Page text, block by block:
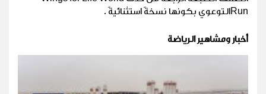
Runالتوعوي بكونها نسخةً استثنائيةً .
أخبار ومشاهير الرياضة